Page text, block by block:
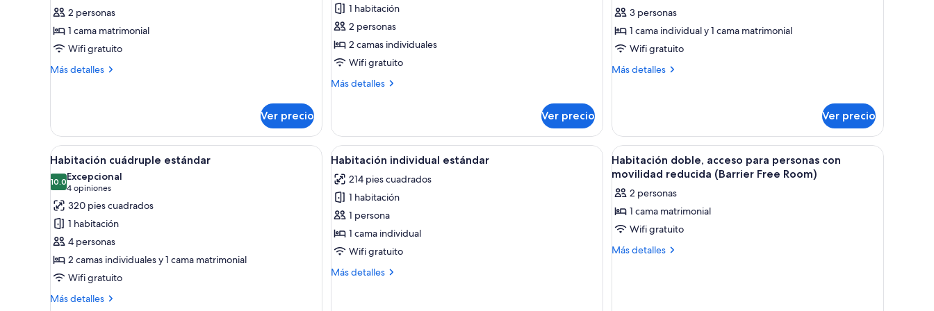
doble
estándar
2 personas
1 cama matrimonial
Wifi gratuito
Más detalles
Más
estándar
Ver precio
estándar
con
1
cama
matrimonial
individuales
1 habitación
2 personas
2 camas individuales
Wifi gratuito
Más detalles
Más
estándar
con
1
matrimonial
o
individuales
Ver precio
triple
estándar
3 personas
1 cama individual y 1 cama matrimonial
Wifi gratuito
Más detalles
Más
estándar
Ver precio
Abrir
todas
las
fotos
de
Habitación
cuádruple
estándar
6
Habitación cuádruple estándar
10.010.0 de 10
Excepcional
4 opiniones
(4
opiniones)
320 pies cuadrados
1 habitación
4 personas
2 camas individuales y 1 cama matrimonial
Wifi gratuito
Más detalles
Más
Abrir
todas
las
fotos
de
Habitación
individual
6
Habitación individual estándar
214 pies cuadrados
1 habitación
1 persona
1 cama individual
Wifi gratuito
Más detalles
Más
Abrir
todas
las
fotos
de
Habitación
doble,
Habitación doble, acceso para personas
4
Habitación doble, acceso para personas con
movilidad reducida (Barrier Free Room)
2 personas
1 cama matrimonial
Wifi gratuito
Más detalles
Más